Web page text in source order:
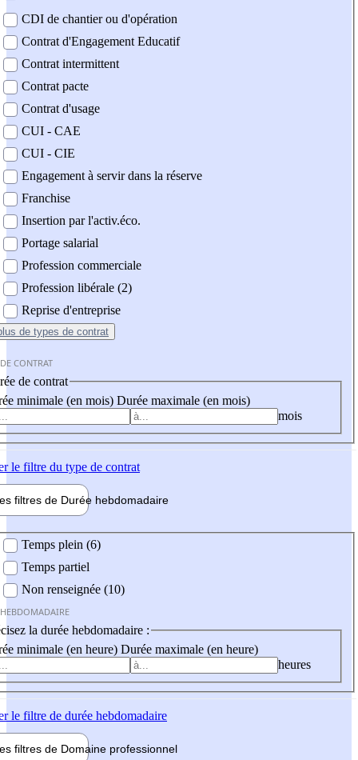
CDI de chantier ou d'opération
Contrat d'Engagement Educatif
Contrat intermittent
Contrat pacte
Contrat d'usage
CUI - CAE
CUI - CIE
Engagement à servir dans la réserve
Franchise
Insertion par l'activ.éco.
Portage salarial
Profession commerciale
Profession libérale (2)
Reprise d'entreprise
de types de contrat
CONTRAT
de contrat
minimale (en mois) Durée maximale (en mois)
mois
le filtre du type de contrat
filtres de Durée hebdomadaire
Temps plein (6)
Temps partiel
Non renseignée (10)
la durée hebdomadaire :
minimale (en heure) Durée maximale (en heure)
heures
le filtre de durée hebdomadaire
filtres de Domaine professionnel